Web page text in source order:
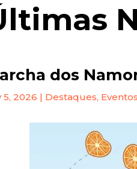
dos
5, 2026 | Destaques,